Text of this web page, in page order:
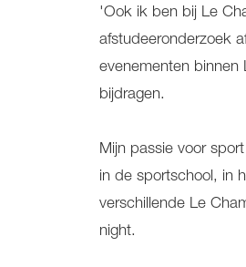
'Ook ik ben bij Le
afstudeeronderzoek
evenementen binnen
bijdragen.
Mijn passie voor
in de sportschool, in
verschillende Le
night.